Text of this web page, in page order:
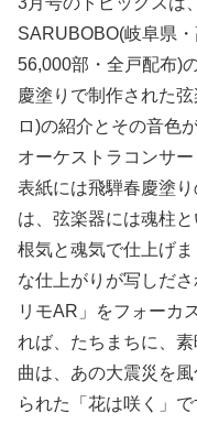
SARUBOBO(岐阜県
56,000部・全戸配布)
慶塗りで制作された
ロ)の紹介とその音色
オーケストラコンサー
表紙には飛騨春慶塗
は、弦楽器には魂柱
根気と魂気で仕上げ
な仕上がりが写しだ
リモAR」をフォーカ
れば、たちまちに、素
曲は、あの大震災を
られた「花は咲く」